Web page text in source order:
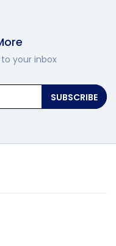
your inbox
SUBSCRIBE